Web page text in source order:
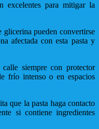
excelentes para mitigar la
glicerina pueden convertirse
afectada con esta pasta y
siempre con protector
frío intenso o en espacios
que la pasta haga contacto
si contiene ingredientes